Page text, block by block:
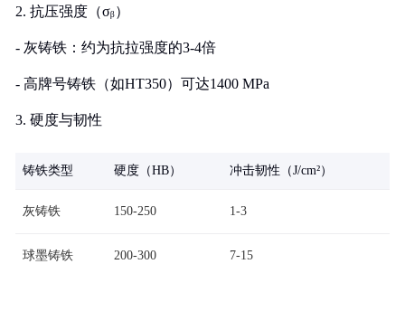
2. 抗压强度（σᵦ）
- 灰铸铁：约为抗拉强度的3-4倍
- 高牌号铸铁（如HT350）可达1400 MPa
3. 硬度与韧性
铸铁类型 硬度（HB） 冲击韧性（J/cm²）
灰铸铁 150-250 1-3
球墨铸铁 200-300 7-15